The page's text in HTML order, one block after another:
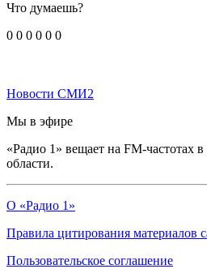
Что думаешь?
0 0 0 0 0 0
Новости СМИ2
Мы в эфире
«Радио 1» вещает на FM-частотах
области.
О «Радио 1»
Правила цитирования материалов
Пользовательское соглашение